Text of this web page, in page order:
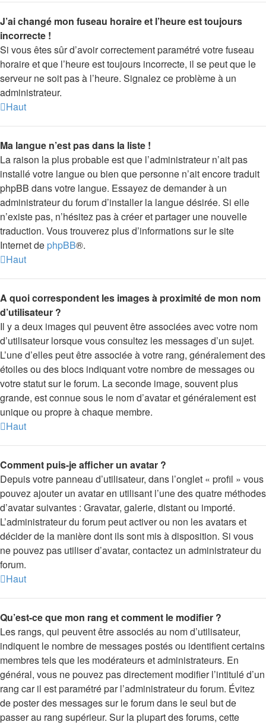
J’ai changé mon fuseau horaire et l’heure est toujours
incorrecte !
Si vous êtes sûr d’avoir correctement paramétré votre fuseau
horaire et que l’heure est toujours incorrecte, il se peut que le
serveur ne soit pas à l’heure. Signalez ce problème à un
administrateur.
Haut
Ma langue n’est pas dans la liste !
La raison la plus probable est que l’administrateur n’ait pas
installé votre langue ou bien que personne n’ait encore traduit
phpBB dans votre langue. Essayez de demander à un
administrateur du forum d’installer la langue désirée. Si elle
n’existe pas, n’hésitez pas à créer et partager une nouvelle
traduction. Vous trouverez plus d’informations sur le site
Internet de phpBB®.
Haut
A quoi correspondent les images à proximité de mon nom
d’utilisateur ?
Il y a deux images qui peuvent être associées avec votre nom
d’utilisateur lorsque vous consultez les messages d’un sujet.
L’une d’elles peut être associée à votre rang, généralement des
étoiles ou des blocs indiquant votre nombre de messages ou
votre statut sur le forum. La seconde image, souvent plus
grande, est connue sous le nom d’avatar et généralement est
unique ou propre à chaque membre.
Haut
Comment puis-je afficher un avatar ?
Depuis votre panneau d’utilisateur, dans l’onglet « profil » vous
pouvez ajouter un avatar en utilisant l’une des quatre méthodes
d’avatar suivantes : Gravatar, galerie, distant ou importé.
L’administrateur du forum peut activer ou non les avatars et
décider de la manière dont ils sont mis à disposition. Si vous
ne pouvez pas utiliser d’avatar, contactez un administrateur du
forum.
Haut
Qu’est-ce que mon rang et comment le modifier ?
Les rangs, qui peuvent être associés au nom d’utilisateur,
indiquent le nombre de messages postés ou identifient certains
membres tels que les modérateurs et administrateurs. En
général, vous ne pouvez pas directement modifier l’intitulé d’un
rang car il est paramétré par l’administrateur du forum. Évitez
de poster des messages sur le forum dans le seul but de
passer au rang supérieur. Sur la plupart des forums, cette